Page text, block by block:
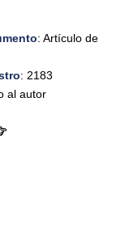
: Artículo de
: 2183
al autor